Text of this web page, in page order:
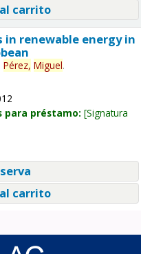
carrito
renewable energy in
Pérez, Miguel.
para préstamo: Signatura
carrito